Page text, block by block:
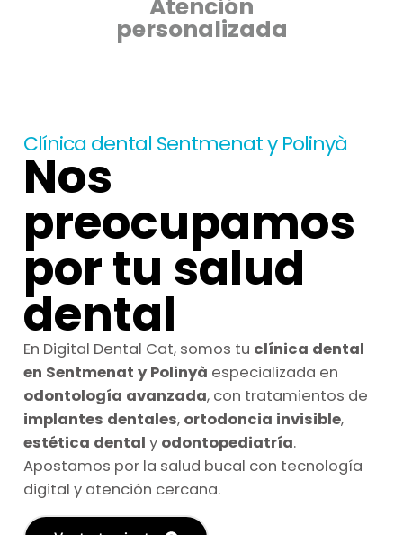
Atención
personalizada
Clínica dental Sentmenat y Polinyà
Nos
preocupamos
por tu salud
dental
En Digital Dental Cat, somos tu clínica dental
en Sentmenat y Polinyà especializada en
odontología avanzada, con tratamientos de
implantes dentales, ortodoncia invisible,
estética dental y odontopediatría.
Apostamos por la salud bucal con tecnología
digital y atención cercana.